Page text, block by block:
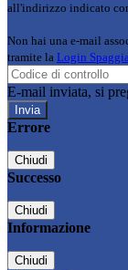
all'indirizzo indicato
Non hai una e-mail
tramite la Login
E-mail inviata, si
Errore
Chiudi
Successo
Chiudi
Informazione
Chiudi